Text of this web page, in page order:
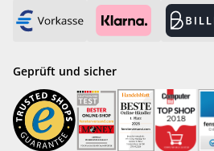
Geprüft und sicher